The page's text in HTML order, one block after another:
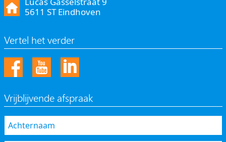
5611 ST Eindhoven
Vertel het verder
Vrijblijvende afspraak